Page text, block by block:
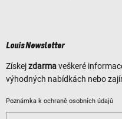
Louis Newsletter
Získejzdarmaveškeré
výhodných nabídkách nebo
Poznámka k ochraně osobních údajů